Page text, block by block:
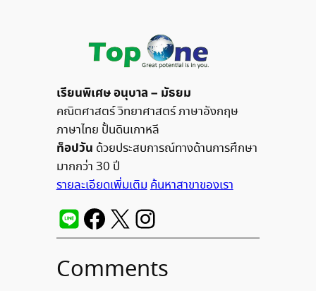
เรียนพิเศษ อนุบาล – มัธยม
คณิตศาสตร์ วิทยาศาสตร์ ภาษาอังกฤษ
ภาษาไทย ปั้นดินเกาหลี
ท็อปวัน ด้วยประสบการณ์ทางด้านการศึกษา
มากกว่า 30 ปี
รายละเอียดเพิ่มเติมค้นหาสาขาของเรา
Comments